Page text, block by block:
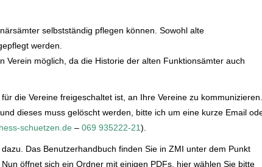
selbstständig pflegen können. Sowohl alte
werden.
möglich, da die Historie der alten Funktionsämter auch
die Vereine freigeschaltet ist, an Ihre Vereine zu
dieses muss gelöscht werden, bitte ich um eine kurze Email
schuetzen.de –069 935222-21).
Das Benutzerhandbuch finden Sie in ZMI unter dem Punkt
Nun öffnet sich ein Ordner mit einigen PDFs, hier wählen Sie bitte